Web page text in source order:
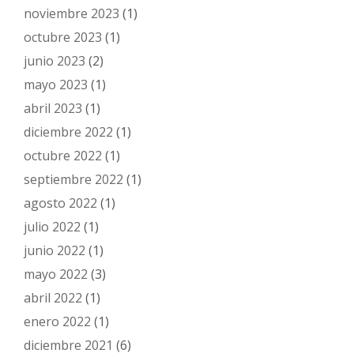
noviembre 2023 (1)
octubre 2023 (1)
junio 2023 (2)
mayo 2023 (1)
abril 2023 (1)
diciembre 2022 (1)
octubre 2022 (1)
septiembre 2022 (1)
agosto 2022 (1)
julio 2022 (1)
junio 2022 (1)
mayo 2022 (3)
abril 2022 (1)
enero 2022 (1)
diciembre 2021 (6)